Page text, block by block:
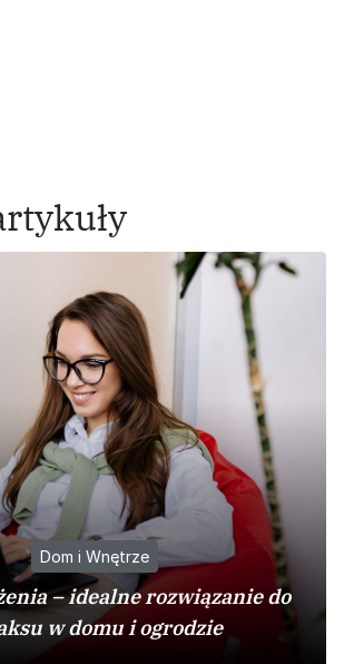
Dom i Wnętrze
– idealne rozwiązanie do
w domu i ogrodzie